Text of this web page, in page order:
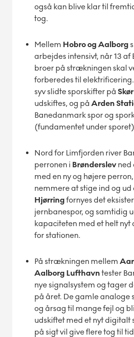
også kan blive klar til
tog.
Mellem Hobro og Aalborg
arbejdes intensivt, når 13
broer på strækningen skal
forberedes til
syv slidte sporskifter på
udskiftes, og på Arden
Banedanmark spor og
(fundamentet under
Nord for Limfjorden river
perronen i Brønderslev ned
med en ny og højere
nemmere at stige ind og ud
Hjørring fornyes det
jernbanespor, og samtidig
kapaciteten med et helt nyt
for stationen.
På strækningen mellem
Aalborg Lufthavn tester
nye signalsystem og tager
på året. De gamle analoge
og årsag til mange fejl og
udskiftet med et nyt digitalt
på sigt vil give flere tog til